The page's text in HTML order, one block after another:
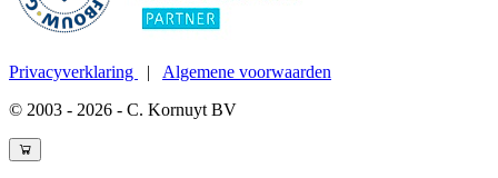
Privacyverklaring | Algemene voorwaarden
© 2003 - 2026 - C. Kornuyt BV